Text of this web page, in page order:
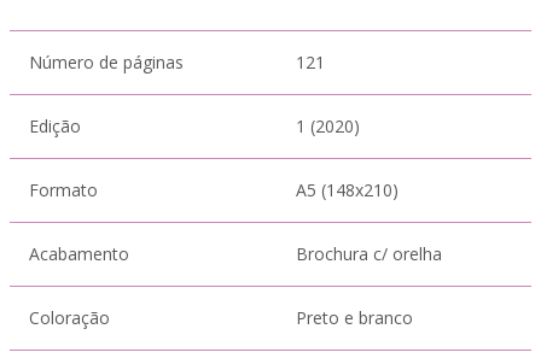
Número de páginas 121
Edição 1 (2020)
Formato A5 (148x210)
Acabamento Brochura c/ orelha
Coloração Preto e branco